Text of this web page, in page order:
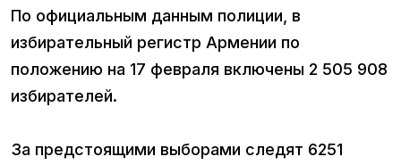
По официальным данным полиции, в
избирательный регистр Армении по
положению на 17 февраля включены 2 505 908
избирателей.
За предстоящими выборами следят 6251